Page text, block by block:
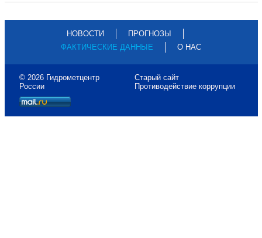
НОВОСТИ
ПРОГНОЗЫ
ФАКТИЧЕСКИЕ ДАННЫЕ
О НАС
© 2026 Гидрометцентр
России
Старый сайт
Противодействие коррупции